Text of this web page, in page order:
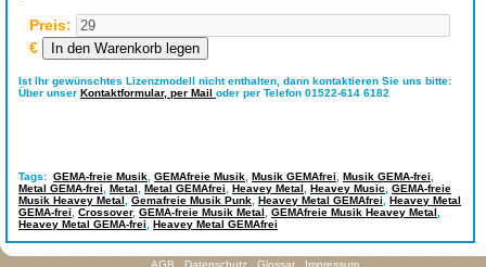
Preis:
€
Ist Ihr gewünschtes Lizenzmodell nicht enthalten, dann kontaktieren Sie uns bitte:
Über unser Kontaktformular, per Mail oder per Telefon 01522-614 6182
Tags: GEMA-freie Musik GEMAfreie Musik Musik GEMAfrei Musik GEMA-frei
Metal GEMA-frei
Metal Metal GEMAfrei Heavey Metal Heavey Music
GEMA-freie
Musik Heavey Metal
Gemafreie Musik Punk Heavey Metal GEMAfrei
Heavey Metal
GEMA-frei
Crossover, GEMA-freie Musik Metal GEMAfreie Musik Heavey Metal
Heavey Metal GEMA-frei
Heavey Metal GEMAfrei
AGB Datenschutz Glossar Impressum